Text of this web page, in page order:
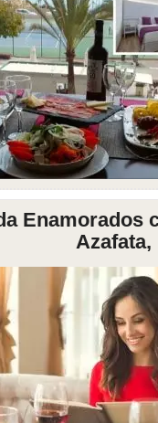
Enamorados
Azafata,